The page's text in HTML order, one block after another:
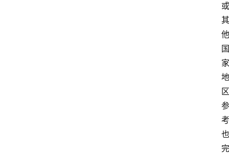
或
其
他
国
家
地
区
参
考
也
完